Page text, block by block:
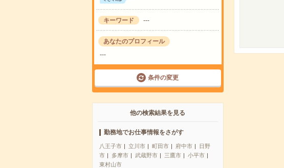
キーワード ---
あなたのプロフィール
---
条件の変更
他の検索結果を見る
勤務地でお仕事情報をさがす
八王子市 立川市 町田市 府中市
日野
市
多摩市 武蔵野市 三鷹市
小平市
東村山市